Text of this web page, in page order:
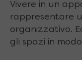
Vivere in un
rappresentare
organizzativo.
gli spazi in